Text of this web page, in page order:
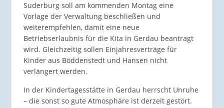
Suderburg soll am kommenden Montag eine
Vorlage der Verwaltung beschließen und
weiterempfehlen, damit eine neue
Betriebserlaubnis für die Kita in Gerdau beantragt
wird. Gleichzeitig sollen Einjahresverträge für
Kinder aus Böddenstedt und Hansen nicht
verlängert werden.
In der Kindertagesstätte in Gerdau herrscht Unruhe
– die sonst so gute Atmosphäre ist derzeit gestört.